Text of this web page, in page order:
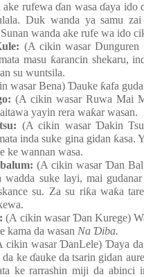
ake rufewa ɗan wasa ɗaya ido
Duk wanda ya samu zai
wanda ake rufe wa ido
: (A cikin wasar Dunguren
masu ƙarancin shekaru,
su wuntsila.
wasar Bena) Ɗauke ƙafa guda
(A cikin wasar Ruwa Mai
yayin rera waƙar wasan.
: (A cikin wasar Ɗakin
inda suke gina gidan ƙasa.
ke wannan wasa.
(A cikin wasar Ɗan
wadda suke layi, mai
su. Za su riƙa waƙa
: (A cikin wasarƊan Kurege)
kama da wasan Na Ɗiba.
cikin wasarƊanLele)Ɗaya
da ke ɗauke da tsarin gidan
ke rarrashin miji da abinci